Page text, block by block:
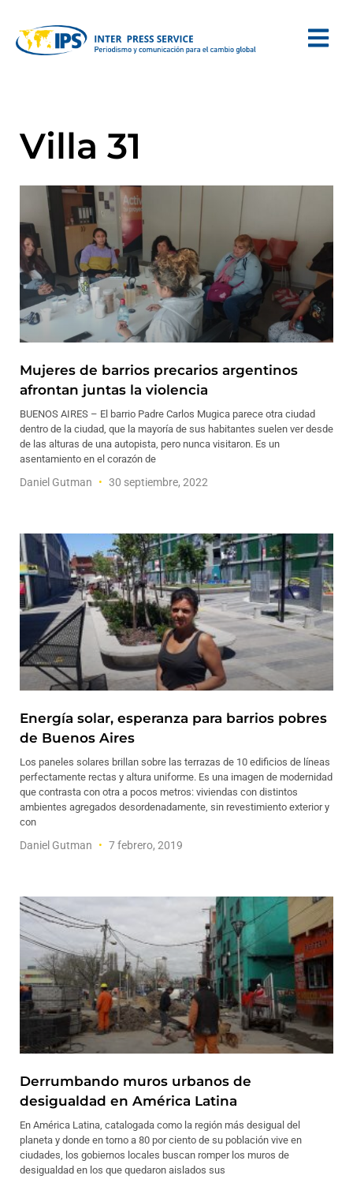
Villa 31
Mujeres de barrios precarios argentinos
afrontan juntas la violencia
BUENOS AIRES – El barrio Padre Carlos Mugica parece otra ciudad
dentro de la ciudad, que la mayoría de sus habitantes suelen ver desde
de las alturas de una autopista, pero nunca visitaron. Es un
asentamiento en el corazón de
Daniel Gutman 30 septiembre, 2022
Energía solar, esperanza para barrios pobres
de Buenos Aires
Los paneles solares brillan sobre las terrazas de 10 edificios de líneas
perfectamente rectas y altura uniforme. Es una imagen de modernidad
que contrasta con otra a pocos metros: viviendas con distintos
ambientes agregados desordenadamente, sin revestimiento exterior y
con
Daniel Gutman 7 febrero, 2019
Derrumbando muros urbanos de
desigualdad en América Latina
En América Latina, catalogada como la región más desigual del
planeta y donde en torno a 80 por ciento de su población vive en
ciudades, los gobiernos locales buscan romper los muros de
desigualdad en los que quedaron aislados sus